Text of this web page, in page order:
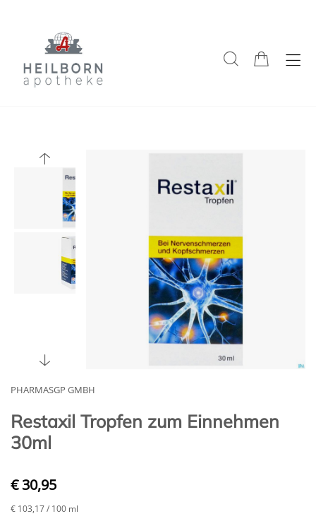
PHARMASGP GMBH
Restaxil Tropfen zum Einnehmen
30ml
€ 30,95
€ 103,17/ 100 ml